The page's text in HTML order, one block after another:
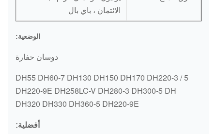
الائتمان ، باي بال
الوضعية:
دوسان حفارة
DH55 DH60-7 DH130 DH150 DH170 DH220-3 / 5
DH220-9E DH258LC-V DH280-3 DH300-5 DH
DH320 DH330 DH360-5 DH220-9E
أفضلية: